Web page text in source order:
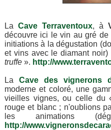
LaCave Terraventoux, à
découvre ici le vin au gré
initiations à la dégustation
et vins avec le diamant
truffe ». http://
La Cave des vignerons
moderne et coloré, une
vieilles vignes, ou celle
rouge et blanc ; n'oublions
les animations
http://